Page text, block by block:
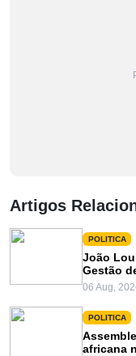
Artigos
POLITICA
João
Gestão
06 Aug,
POLITICA
africana